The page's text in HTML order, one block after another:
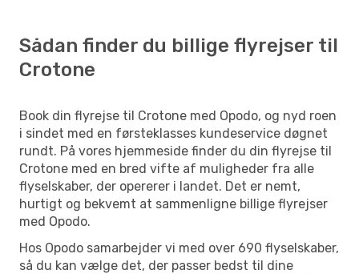
Sådan finder du billige flyrejser til
Crotone
Book din flyrejse til Crotone med Opodo, og nyd roen
i sindet med en førsteklasses kundeservice døgnet
rundt. På vores hjemmeside finder du din flyrejse til
Crotone med en bred vifte af muligheder fra alle
flyselskaber, der opererer i landet. Det er nemt,
hurtigt og bekvemt at sammenligne billige flyrejser
med Opodo.
Hos Opodo samarbejder vi med over 690 flyselskaber,
så du kan vælge det, der passer bedst til dine